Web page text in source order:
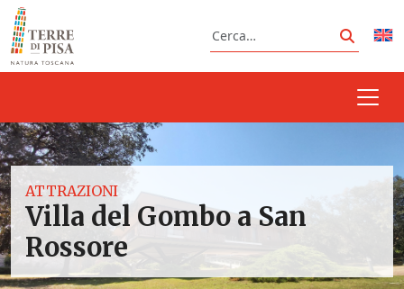
Vai al contenuto
Cerca
Cerca
ATTRAZIONI
Villa del Gombo a San
Rossore